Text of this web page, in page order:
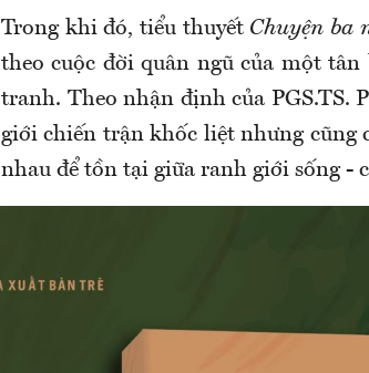
Trong khi đó, tiểu thuyết Chuyện ba
theo cuộc đời quân ngũ của một
tranh. Theo nhận định của PGS.TS.
giới chiến trận khốc liệt nhưng cũng
nhau để tồn tại giữa ranh giới sống -